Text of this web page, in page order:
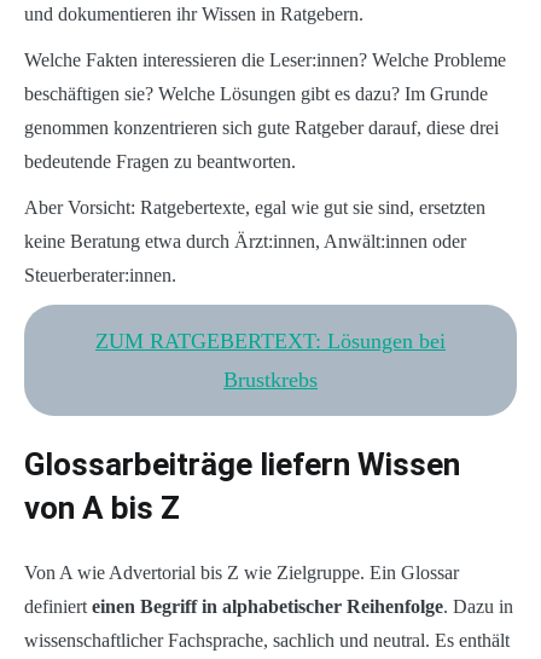
und dokumentieren ihr Wissen in Ratgebern.
Welche Fakten interessieren die Leser:innen? Welche Probleme
beschäftigen sie? Welche Lösungen gibt es dazu? Im Grunde
genommen konzentrieren sich gute Ratgeber darauf, diese drei
bedeutende Fragen zu beantworten.
Aber Vorsicht: Ratgebertexte, egal wie gut sie sind, ersetzten
keine Beratung etwa durch Ärzt:innen, Anwält:innen oder
Steuerberater:innen.
ZUM RATGEBERTEXT: Lösungen bei
Brustkrebs
Glossarbeiträge liefern Wissen
von A bis Z
Von A wie Advertorial bis Z wie Zielgruppe. Ein Glossar
definiert einen Begriff in alphabetischer Reihenfolge. Dazu in
wissenschaftlicher Fachsprache, sachlich und neutral. Es enthält